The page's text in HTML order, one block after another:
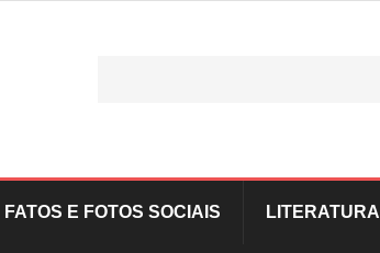
FATOS E FOTOS SOCIAIS LITERATURA